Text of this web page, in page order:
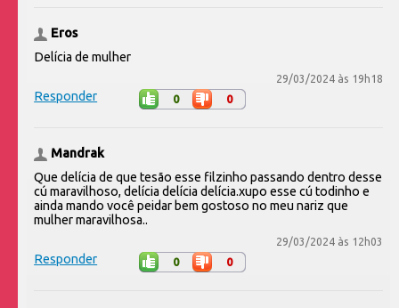
Eros
Delícia de mulher
29/03/2024 às 19h18
Responder 0 0
Mandrak
Que delícia de que tesão esse filzinho passando dentro desse
cú maravilhoso, delícia delícia delícia.xupo esse cú todinho e
ainda mando você peidar bem gostoso no meu nariz que
mulher maravilhosa..
29/03/2024 às 12h03
Responder 0 0